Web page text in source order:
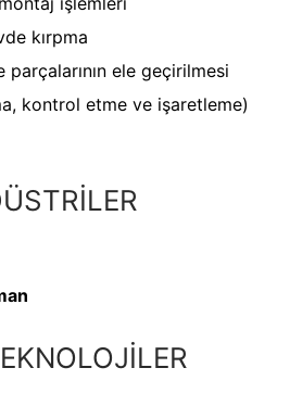
kırpma
parçalarının ele geçirilmesi
kontrol etme ve işaretleme)